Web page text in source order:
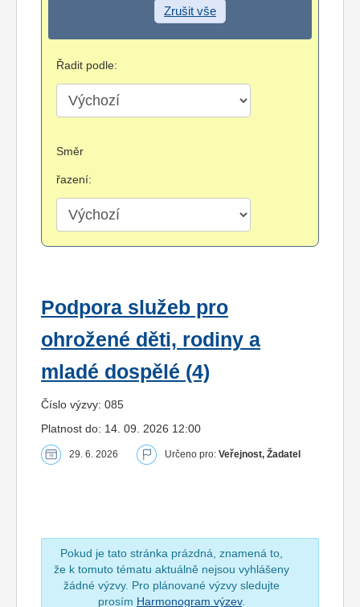
Zrušit vše
Řadit podle:
Směr
řazení:
Podpora služeb pro
ohrožené děti, rodiny a
mladé dospělé (4)
Číslo výzvy: 085
Platnost do: 14. 09. 2026 12:00
29. 6. 2026 Určeno pro: Veřejnost, Žadatel
Pokud je tato stránka prázdná, znamená to,
že k tomuto tématu aktuálně nejsou vyhlášeny
žádné výzvy. Pro plánované výzvy sledujte
prosím Harmonogram výzev.